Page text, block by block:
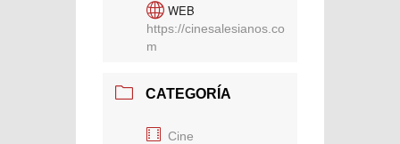
WEB
https://cinesalesianos.co
m
CATEGORÍA
Cine